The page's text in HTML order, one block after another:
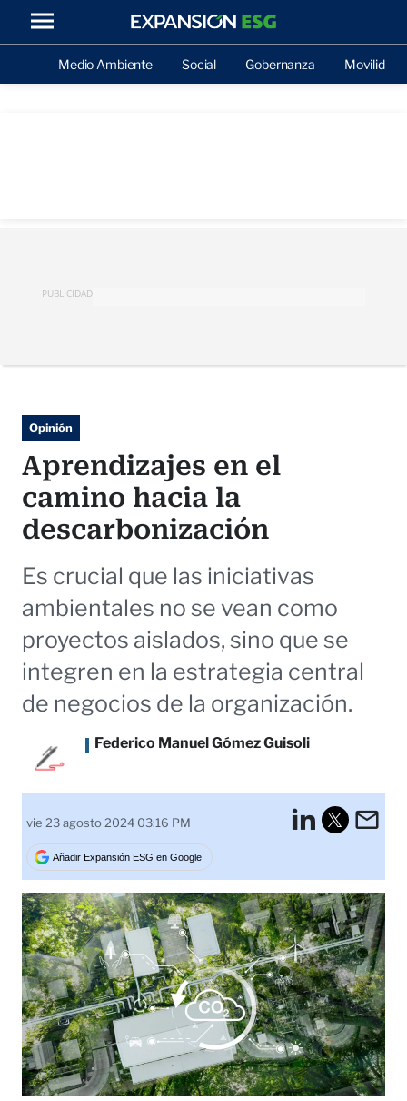
Medio Ambiente Social Gobernanza Movilidad
PUBLICIDAD
Opinión
Aprendizajes en el
camino hacia la
descarbonización
Es crucial que las iniciativas
ambientales no se vean como
proyectos aislados, sino que se
integren en la estrategia central
de negocios de la organización.
Federico Manuel Gómez Guisoli
vie 23 agosto 2024 03:16 PM
Añadir Expansión ESG en Google